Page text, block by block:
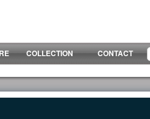
COLLECTION CONTACT